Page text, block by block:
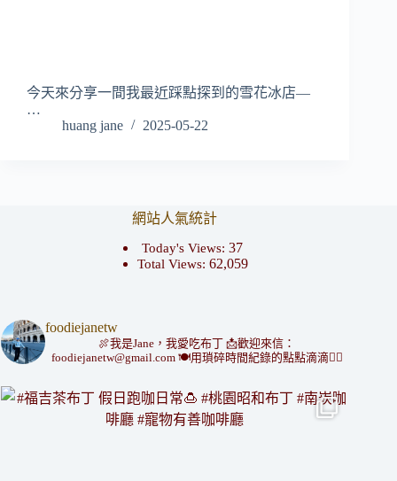
今天來分享一間我最近踩點探到的雪花冰店—
…
huang jane
2025-05-22
網站人氣統計
Today's Views:37
Total Views: 62,059
foodiejanetw
🍖我是Jane，我愛吃布丁 📩歡迎來信：
foodiejanetw@gmail.com🍽用瑣碎時間紀錄的點點滴滴👇🏻